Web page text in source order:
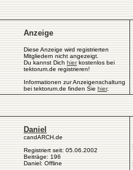
Anzeige
Diese Anzeige wird registrierten
Mitgliedern nicht angezeigt.
Du kannst Dich hierkostenlos bei
tektorum.de registrieren!
Informationen zur Anzeigenschaltung
bei tektorum.de finden Sie hier.
Daniel
candARCH.de
Registriert seit: 05.06.2002
Beiträge: 196
Daniel: Offline